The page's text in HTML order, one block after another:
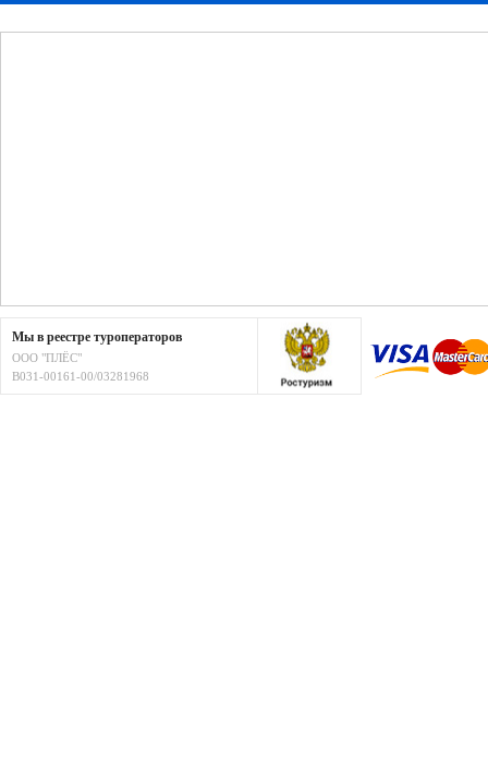
Мы в реестре туроператоров
ООО "ПЛЁС"
В031-00161-00/03281968